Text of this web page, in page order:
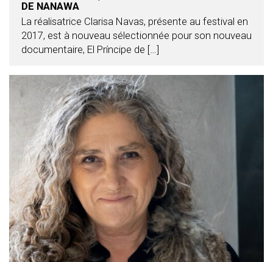
DE NANAWA
La réalisatrice Clarisa Navas, présente au festival en
2017, est à nouveau sélectionnée pour son nouveau
documentaire, El Príncipe de […]